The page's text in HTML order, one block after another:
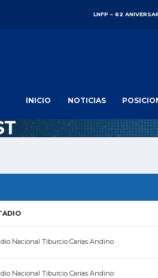
LNFP – 62
INICIO NOTICIAS
Nacional Tiburcio Carias Andino
Nacional Tiburcio Carias Andino